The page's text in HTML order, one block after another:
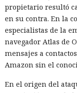
propietario resultó
en su contra. En la
especialistas de la
navegador Atlas de
mensajes a
Amazon sin el
En el origen del